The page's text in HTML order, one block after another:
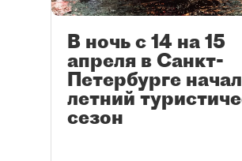
В ночь с 14 на 15
апреля в Санкт-
Петербурге
летний
сезон